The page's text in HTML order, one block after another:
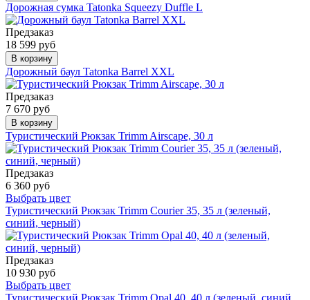
Дорожная сумка Tatonka Squeezy Duffle L
Предзаказ
18 599 руб
В корзину
Дорожный баул Tatonka Barrel XXL
Предзаказ
7 670 руб
В корзину
Туристический Рюкзак Trimm Airscape, 30 л
Предзаказ
6 360 руб
Выбрать цвет
Туристический Рюкзак Trimm Courier 35, 35 л (зеленый,
синий, черный)
Предзаказ
10 930 руб
Выбрать цвет
Туристический Рюкзак Trimm Opal 40, 40 л (зеленый, синий,